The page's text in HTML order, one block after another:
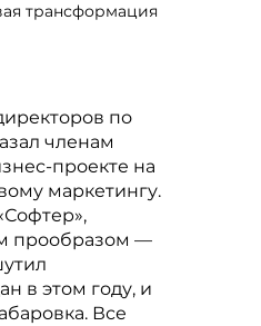
трансформация
по
членам
проекте на
маркетингу.
прообразом —
в этом году, и
Все